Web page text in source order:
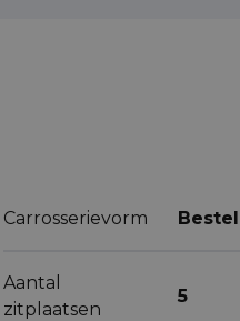
Carrosserievorm
Aantal
zitplaatsen
5